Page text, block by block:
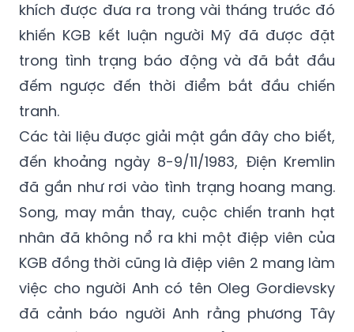
không khí đặc biệt căng thẳng do những
khủng hoảng và những tuyên bố đầy khiêu
khích được đưa ra trong vài tháng trước đó
khiến KGB kết luận người Mỹ đã được đặt
trong tình trạng báo động và đã bắt đầu
đếm ngược đến thời điểm bắt đầu chiến
tranh.
Các tài liệu được giải mật gần đây cho biết,
đến khoảng ngày 8-9/11/1983, Điện Kremlin
đã gần như rơi vào tình trạng hoang mang.
Song, may mắn thay, cuộc chiến tranh hạt
nhân đã không nổ ra khi một điệp viên của
KGB đồng thời cũng là điệp viên 2 mang làm